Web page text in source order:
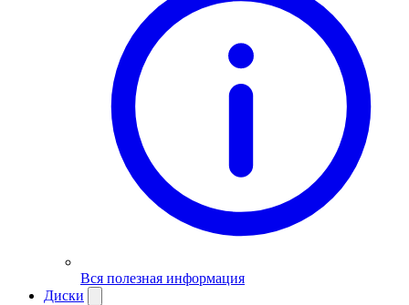
Вся полезная информация
Диски